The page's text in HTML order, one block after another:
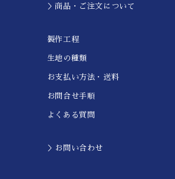
＞商品・ご注文について
製作工程
生地の種類
お支払い方法・送料
お問合せ手順
よくある質問
＞お問い合わせ